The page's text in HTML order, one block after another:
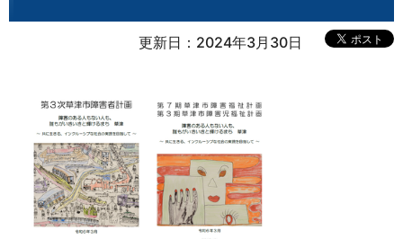
更新日：2024年3月30日